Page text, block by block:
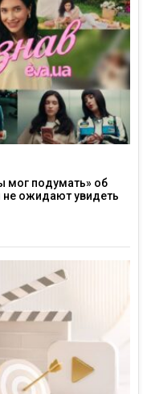
мог подумать» об
не ожидают увидеть